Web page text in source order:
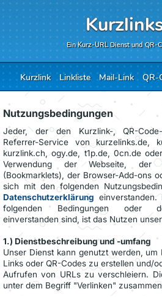
Ein Kurz-URL Dienst und QR-
Kurzlink Linkliste Mail-Link QR-
Nutzungsbedingungen
Jeder, der den Kurzlink-, QR-
Referrer-Service von kurzelinks.de,
kurzlink.ch, ogy.de, t1p.de, 0cn.de
Verwendung der Webseite, der
(Bookmarklets), der Browser-Add-ons
sich mit den folgenden
Datenschutzerklärung
folgenden Bedingungen oder
einverstanden sind, ist das Nutzen
1.) Dienstbeschreibung und -umfang
Unser Dienst kann genutzt werden, um
Links oder QR-Codes zu erstellen und/
Aufrufen von URLs zu verschleiern.
unter dem Begriff "Verlinken"